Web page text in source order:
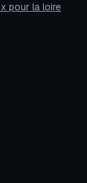
pour la loire